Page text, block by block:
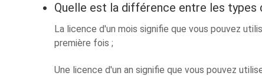
Quelle est la différence entre les types
La licence d'un mois signifie que vous pouvez
première fois ;
Une licence d'un an signifie que vous pouvez